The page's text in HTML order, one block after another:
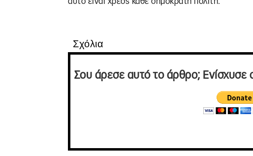
Σχόλια
Σου άρεσε αυτό το άρθρο; Ενίσχυσε